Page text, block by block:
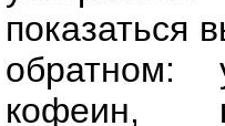
показаться
обратном:
кофеин,